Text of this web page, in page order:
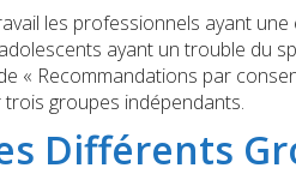
les professionnels ayant
ayant un trouble du
« Recommandations par
groupes indépendants.
Différents